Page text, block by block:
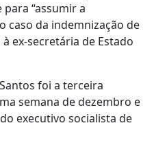
“assumir a
caso da indemnização de
ex-secretária de Estado
foi a terceira
semana de dezembro e
executivo socialista de